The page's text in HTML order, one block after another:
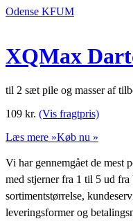
Odense KFUM
XQMax
til 2 sæt pile og masser af
109 kr. (Vis fragtpris)
Læs mere »Køb nu »
Vi har gennemgået de mest
med stjerner fra 1 til 5 ud fra
sortimentstørrelse,
leveringsformer og